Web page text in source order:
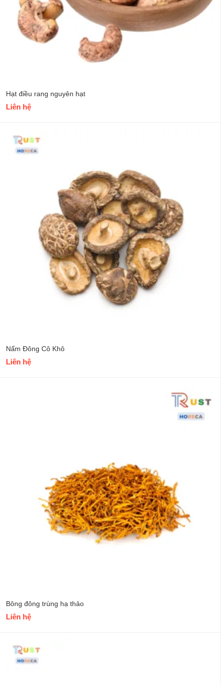
Hạt điều rang nguyên hạt
Liên hệ
Nấm Đông Cô Khô
Liên hệ
Bông đông trùng hạ thảo
Liên hệ